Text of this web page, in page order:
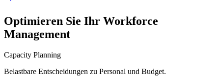
Optimieren Sie Ihr Workforce
Management
Capacity Planning
Belastbare Entscheidungen zu Personal und Budget.